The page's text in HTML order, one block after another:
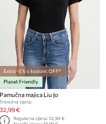
Extra -5% s kodom: OFF*
Planet Friendly
Pamučna majica Liu Jo
Trenutna cijena:
32,99 €
Regularna cijena:52,90 €